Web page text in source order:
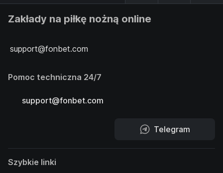
Zakłady na piłkę nożną online
support@fonbet.com
Pomoc techniczna 24/7
support@fonbet.com
Telegram
Szybkie linki